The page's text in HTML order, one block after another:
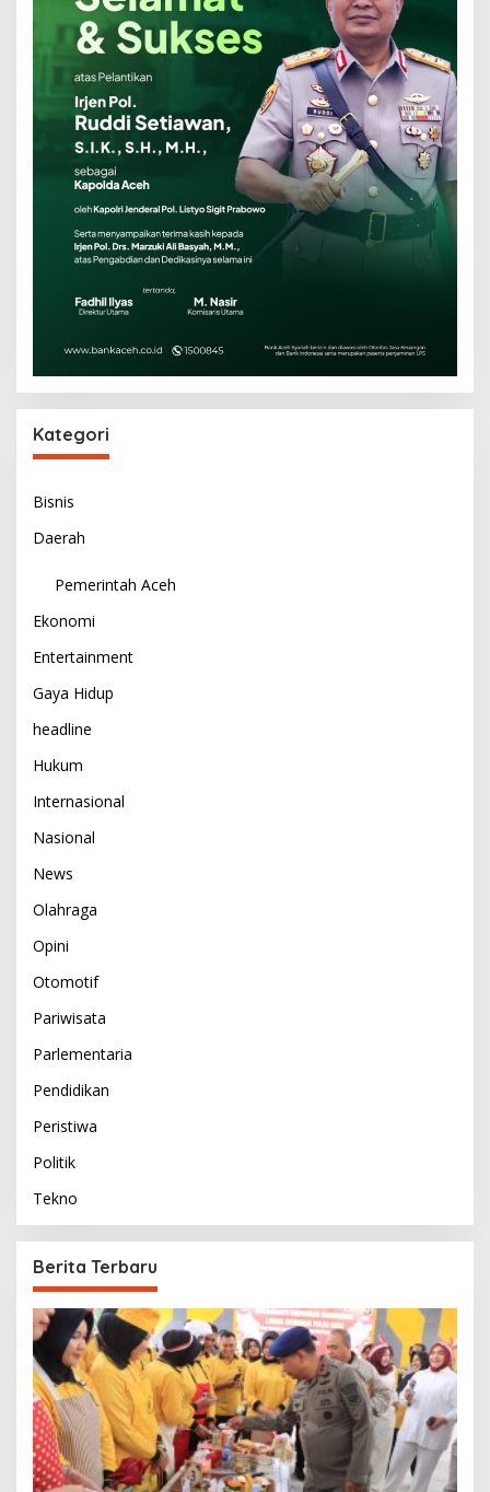
Kategori
Bisnis
Daerah
Pemerintah Aceh
Ekonomi
Entertainment
Gaya Hidup
headline
Hukum
Internasional
Nasional
News
Olahraga
Opini
Otomotif
Pariwisata
Parlementaria
Pendidikan
Peristiwa
Politik
Tekno
Berita Terbaru